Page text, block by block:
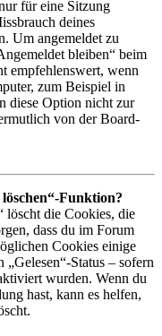
für eine Sitzung
deines
Um angemeldet zu
bleiben“ beim
empfehlenswert, wenn
zum Beispiel in
diese Option nicht zur
von der Board-
Funktion?
löscht die Cookies, die
dass du im Forum
Cookies einige
Status – sofern
wurden. Wenn du
hast, kann es helfen,